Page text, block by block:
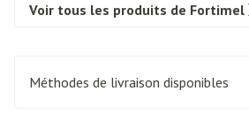
Voir tous les produits de Fortimel
Méthodes de livraison disponibles